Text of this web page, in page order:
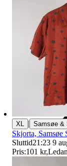
Ersättning
XL | Samsøe &
Skjorta, Samsøe
Sluttid21:23 9
Pris:101 kr,